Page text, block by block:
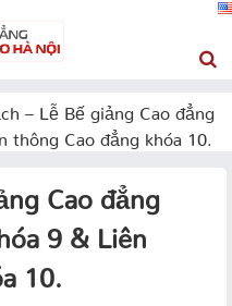
– Lễ Bế giảng Cao đẳng
thông Cao đẳng khóa 10.
Cao đẳng
9 & Liên
10.